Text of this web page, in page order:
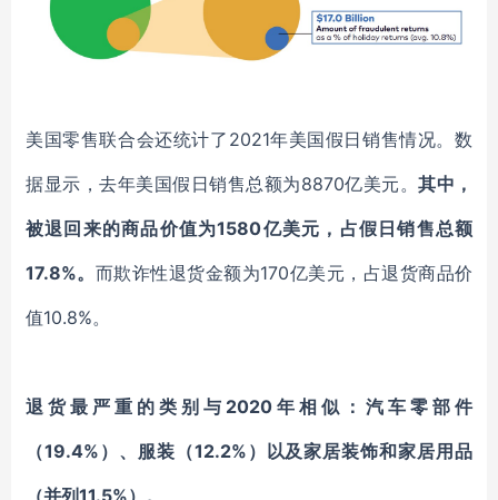
美国零售联合会还统计了 2021年美国假日销售情况。数
据显示，去年美国假日销售总额为8870亿美元。 其中，
被退回来的商品价值为1580亿美元，占假日销售总额
17.8%。 而欺诈性退货金额为170亿美元，占退货商品价
值10.8%。
退货最严重的类别与 2020年相似：汽车零部件
（19.4%）、服装（12.2%）以及家居装饰和家居用品
（并列11.5%）。